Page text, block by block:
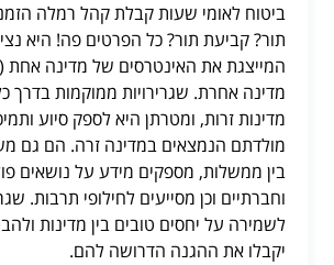
ביטוח לאומי שעות קבלת קהל רמלה
תור? קביעת תור? כל הפרטים פה! היא
המייצגת את האינטרסים של מדינה
מדינה אחרת. שגרירויות ממוקמות בדרך
מדינות זרות, ומטרתן היא לספק סיוע
מולדתם הנמצאים במדינה זרה. הם גם
בין ממשלות, מספקים מידע על נושאים
וחברתיים וכן מסייעים לחילופי תרבות.
לשמירה על יחסים טובים בין מדינות
יקבלו את ההגנה הדרושה להם.